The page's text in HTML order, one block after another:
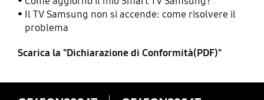
Il TV Samsung non si accende: come risolvere il
problema
Scarica la "Dichiarazione di Conformità(PDF)"